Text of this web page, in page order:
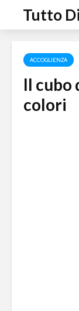
Tutto
ACCOGLIENZA
Il cubo
colori